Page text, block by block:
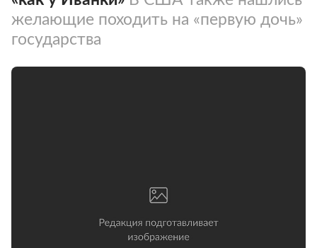
желающие походить на «первую дочь»
государства